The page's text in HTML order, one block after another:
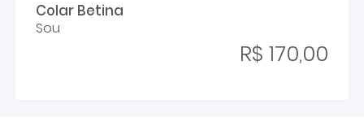
Colar Betina
Sou
R$ 170,00